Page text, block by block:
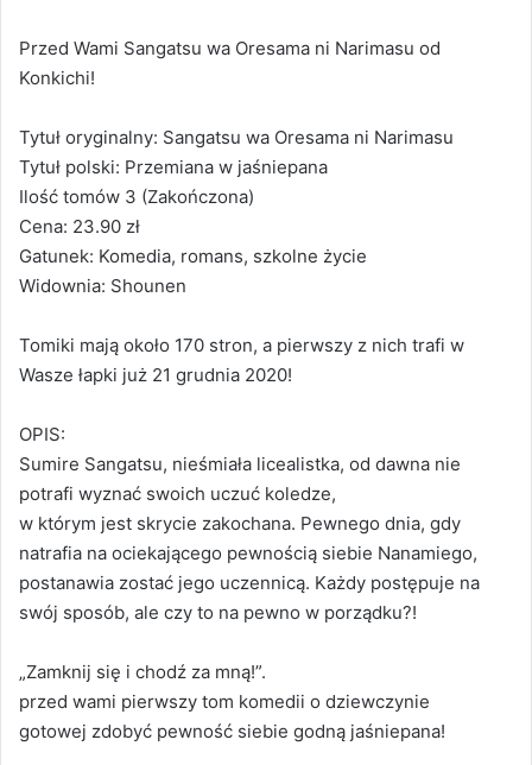
Przed Wami Sangatsu wa Oresama ni Narimasu od
Konkichi!
Tytuł oryginalny: Sangatsu wa Oresama ni Narimasu
Tytuł polski: Przemiana w jaśniepana
Ilość tomów 3 (Zakończona)
Cena: 23.90 zł
Gatunek: Komedia, romans, szkolne życie
Widownia: Shounen
Tomiki mają około 170 stron, a pierwszy z nich trafi w
Wasze łapki już 21 grudnia 2020!
OPIS:
Sumire Sangatsu, nieśmiała licealistka, od dawna nie
potrafi wyznać swoich uczuć koledze,
w którym jest skrycie zakochana. Pewnego dnia, gdy
natrafia na ociekającego pewnością siebie Nanamiego,
postanawia zostać jego uczennicą. Każdy postępuje na
swój sposób, ale czy to na pewno w porządku?!
„Zamknij się i chodź za mną!”.
przed wami pierwszy tom komedii o dziewczynie
gotowej zdobyć pewność siebie godną jaśniepana!